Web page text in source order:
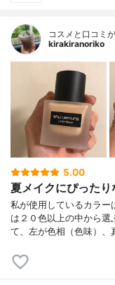
コスメと口コミ
kirakiranoriko
5.00
夏メイクにぴったり
私が使用しているカラー
は２０色以上の中から
て、左が色相（色味）、